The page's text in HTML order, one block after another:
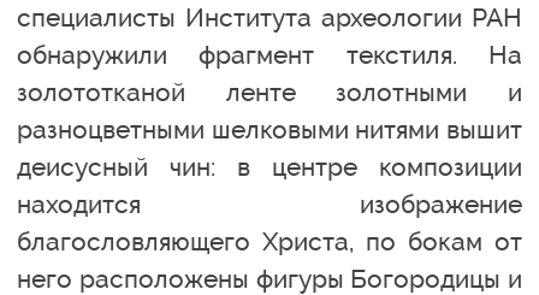
специалисты Института археологии РАН
обнаружили фрагмент текстиля. На
золототканой ленте золотными и
разноцветными шелковыми нитями вышит
деисусный чин: в центре композиции
находится изображение
благословляющего Христа, по бокам от
него расположены фигуры Богородицы и